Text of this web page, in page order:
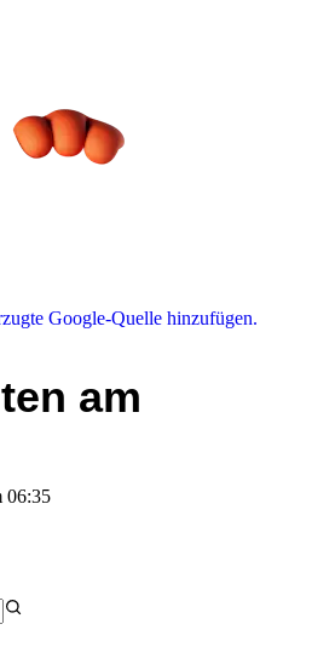
Google-Quelle hinzufügen.
am
06:35